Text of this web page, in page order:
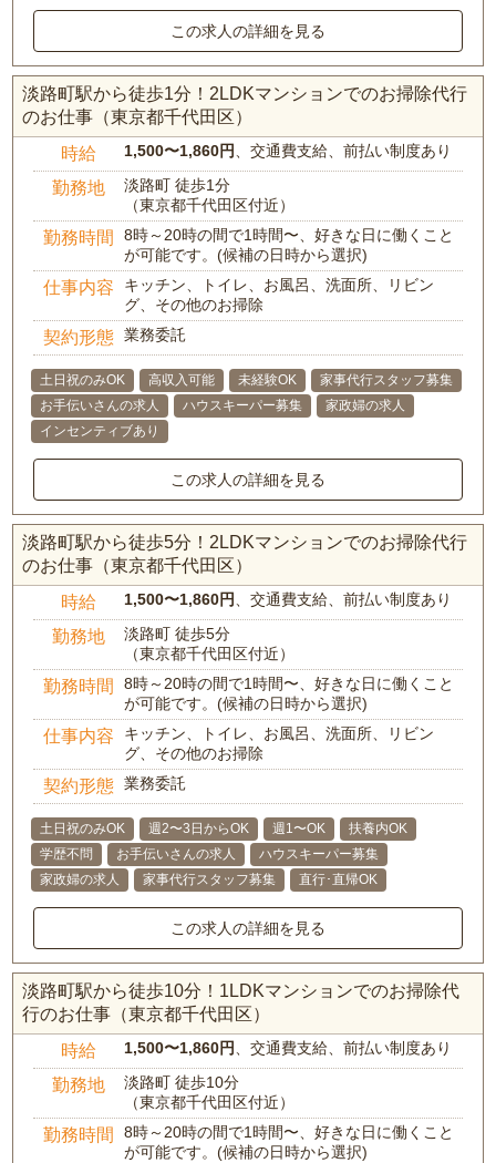
この求人の詳細を見る
淡路町駅から徒歩1分！2LDKマンションでのお掃除代行
のお仕事（東京都千代田区）
時給 1,500〜1,860円、交通費支給、前払い制度あり
勤務地
淡路町 徒歩1分
（東京都千代田区付近）
勤務時間
8時～20時の間で1時間〜、好きな日に働くこと
が可能です。(候補の日時から選択)
仕事内容
キッチン、トイレ、お風呂、洗面所、リビン
グ、その他のお掃除
契約形態 業務委託
土日祝のみOK 高収入可能 未経験OK
家事代行スタッフ募集
お手伝いさんの求人
ハウスキーパー募集
家政婦の求人
インセンティブあり
この求人の詳細を見る
淡路町駅から徒歩5分！2LDKマンションでのお掃除代行
のお仕事（東京都千代田区）
時給 1,500〜1,860円、交通費支給、前払い制度あり
勤務地
淡路町 徒歩5分
（東京都千代田区付近）
勤務時間
8時～20時の間で1時間〜、好きな日に働くこと
が可能です。(候補の日時から選択)
仕事内容
キッチン、トイレ、お風呂、洗面所、リビン
グ、その他のお掃除
契約形態 業務委託
土日祝のみOK 週2〜3日からOK 週1〜OK
扶養内OK
学歴不問
お手伝いさんの求人
ハウスキーパー募集
家政婦の求人
家事代行スタッフ募集 直行･直帰OK
この求人の詳細を見る
淡路町駅から徒歩10分！1LDKマンションでのお掃除代
行のお仕事（東京都千代田区）
時給 1,500〜1,860円、交通費支給、前払い制度あり
勤務地
淡路町 徒歩10分
（東京都千代田区付近）
勤務時間
8時～20時の間で1時間〜、好きな日に働くこと
が可能です。(候補の日時から選択)